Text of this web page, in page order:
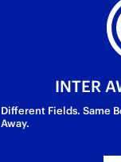
Under
INTER
Different Fields. Same
Away.